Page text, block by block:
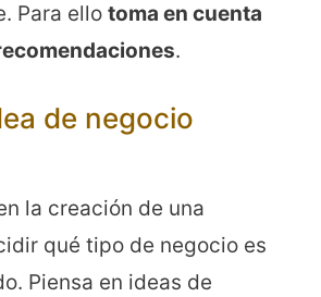
Para ello toma en cuenta
.
de negocio
la creación de una
qué tipo de negocio es
Piensa en ideas de